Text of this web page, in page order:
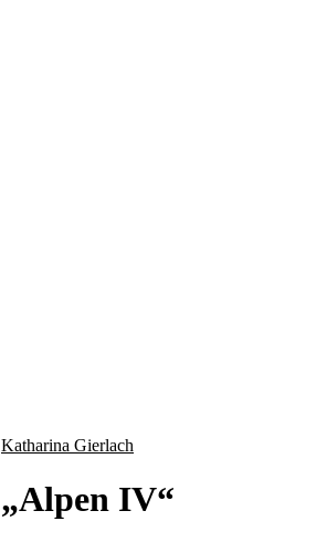
Katharina Gierlach
„Alpen IV“